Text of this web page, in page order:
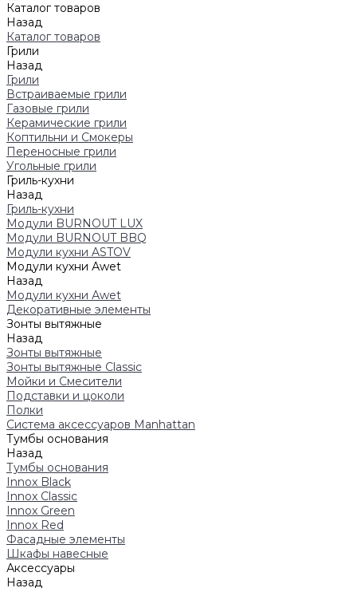
Каталог товаров
Назад
Каталог товаров
Грили
Назад
Грили
Встраиваемые грили
Газовые грили
Керамические грили
Коптильни и Смокеры
Переносные грили
Угольные грили
Гриль-кухни
Назад
Гриль-кухни
Модули BURNOUT LUX
Модули BURNOUT BBQ
Модули кухни ASTOV
Модули кухни Аwet
Назад
Модули кухни Аwet
Декоративные элементы
Зонты вытяжные
Назад
Зонты вытяжные
Зонты вытяжные Classic
Мойки и Смесители
Подставки и цоколи
Полки
Система аксессуаров Manhattan
Тумбы основания
Назад
Тумбы основания
Innox Black
Innox Classic
Innox Green
Innox Red
Фасадные элементы
Шкафы навесные
Аксессуары
Назад